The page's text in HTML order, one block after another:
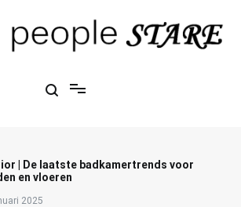
| De laatste badkamertrends voor
en vloeren
2025